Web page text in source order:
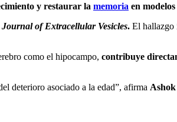
y restaurar la memoria en
Journal of Extracellular Vesicles. El hallazgo
como el hipocampo, contribuye
deterioro asociado a la edad”, afirma